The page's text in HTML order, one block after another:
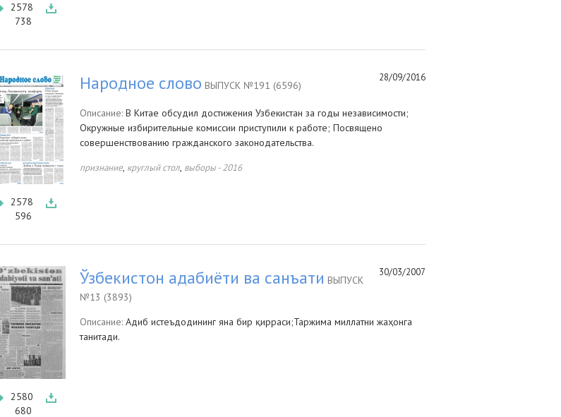
2578
738
2578
596
28/09/2016
Народное слово ВЫПУСК №191 (6596)
Описание: В Китае обсудил достижения Узбекистан за годы независимости;
Окружные избирительные комиссии приступили к работе; Посвящено
совершенствованию гражданского законодательства.
признание, круглый стол, выборы - 2016
2580
680
30/03/2007
Ўзбекистон адабиёти ва санъати ВЫПУСК
№13 (3893)
Описание: Адиб истеъдодининг яна бир қирраси;Таржима миллатни жаҳонга
танитади.